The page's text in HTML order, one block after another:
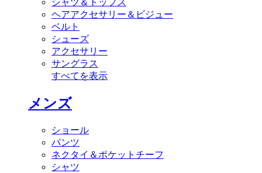
ヘアアクセサリー＆ビジュー
ベルト
シューズ
アクセサリー
サングラス
すべてを表示
メンズ
ショール
パンツ
ネクタイ＆ポケットチーフ
シャツ